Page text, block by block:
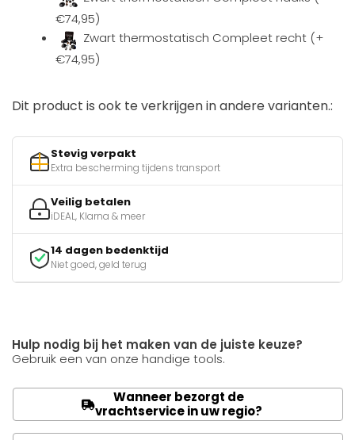
€74,95)
Zwart thermostatisch Compleet recht (+
€74,95)
Dit product is ook te verkrijgen in andere varianten.:
Stevig verpakt
Extra bescherming tijdens transport
Veilig betalen
iDEAL, Klarna & meer
14 dagen bedenktijd
Niet goed, geld terug
Hulp nodig bij het maken van de juiste keuze?
Gebruik een van onze handige tools.
Wanneer bezorgt de
vrachtservice in uw regio?